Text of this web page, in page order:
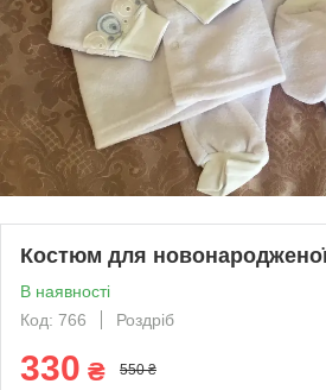
Костюм для
В наявності
Код: 766
Роздріб
330 ₴ 550 ₴